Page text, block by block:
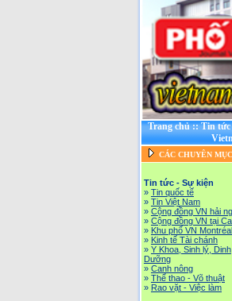
Trang chủ::Tin tức
CÁC CHUYÊN MỤC
Tin tức - Sự kiện
» Tin quốc tế
» Tin Việt Nam
» Cộng đồng VN hải
» Cộng đồng VN tại
» Khu phố VN Montréal
» Kinh tế Tài chánh
» Y Khoa, Sinh lý, Dinh
Dưỡng
» Canh nông
» Thể thao - Võ thuật
» Rao vặt - Việc làm